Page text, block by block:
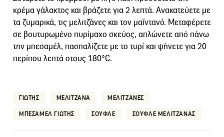
κρέμα γάλακτος και βράζετε για 2 λεπτά. Ανακατεύετε με
τα ζυμαρικά, τις μελιτζάνες και τον μαϊντανό. Μεταφέρετε
σε βουτυρωμένο πυρίμαχο σκεύος, απλώνετε από πάνω
την μπεσαμέλ, πασπαλίζετε με το τυρί και ψήνετε για 20
περίπου λεπτά στους 180°C.
ΓΙΩΤΗΣ ΜΕΛΙΤΖΑΝΑ ΜΕΛΙΤΖΑΝΕΣ
ΜΠΕΣΑΜΕΛ ΓΙΩΤΗΣ ΣΟΥΦΛΕ ΣΟΥΦΛΕ ΜΕΛΙΤΖΑΝΑΣ